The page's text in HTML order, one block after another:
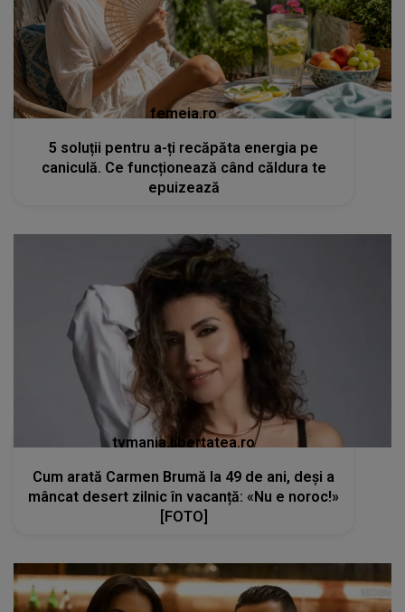
femeia.ro
5 soluții pentru a-ți recăpăta energia pe
caniculă. Ce funcționează când căldura te
epuizează
tvmania.libertatea.ro
Cum arată Carmen Brumă la 49 de ani, deși a
mâncat desert zilnic în vacanță: «Nu e noroc!»
[FOTO]